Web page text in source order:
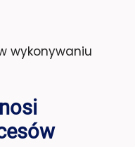
wykonywaniu